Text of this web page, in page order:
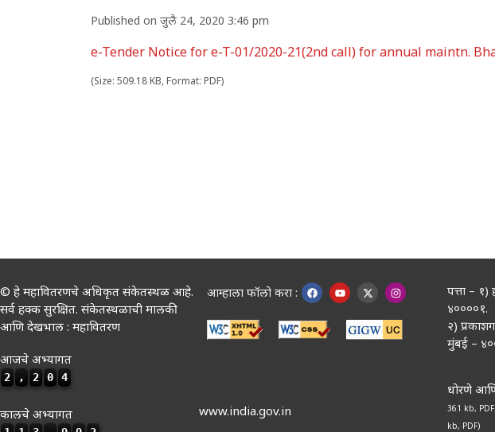
Published on जुलै 24, 2020 3:46 pm
e-Tender Notice for e-T-01/2020-21(2nd call) for annual maintn.
(Size: 509.18 KB, Format: PDF)
© हे महावितरणचे अधिकृत संकेतस्थळ आहे.
सर्व हक्क सुरक्षित. संकेतस्थळाची मालकी
आणि देखभाल : महावितरण
आजचे अभ्यागत
2 , 2 0 4
कालचे अभ्यागत
आम्हाला फॉलो करा :
www.india.gov.in
पत्ता –
४००००१.
२)
मुंबई –
धोरणे
361 kb,
kb, PDF)